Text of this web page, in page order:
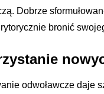
Dobrze
bronić
odwoławcze daje